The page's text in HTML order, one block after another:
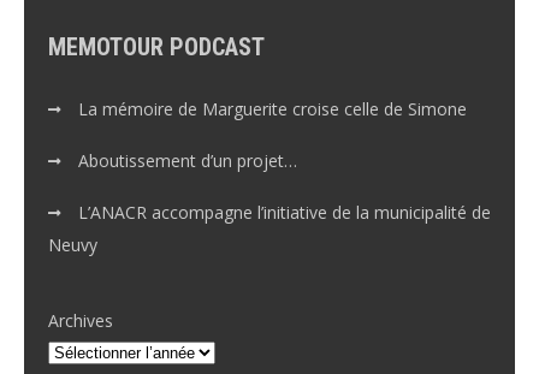
MEMOTOUR PODCAST
La mémoire de Marguerite croise celle de Simone
Aboutissement d’un projet…
L’ANACR accompagne l’initiative de la municipalité de
Neuvy
Archives